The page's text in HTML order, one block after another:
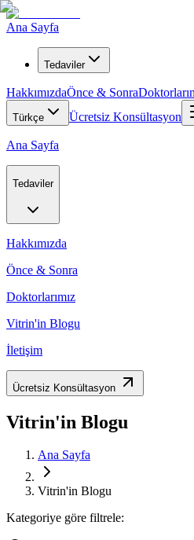
Ana Sayfa
Tedaviler
HakkımızdaÖnce & Sonra
Türkçe Ücretsiz Konsültasyon
Ana Sayfa
Tedaviler
Hakkımızda
Önce & Sonra
Doktorlarımız
Vitrin'in Blogu
İletişim
Ücretsiz Konsültasyon
Vitrin'in Blogu
Ana Sayfa
Vitrin'in Blogu
Kategoriye göre filtrele: